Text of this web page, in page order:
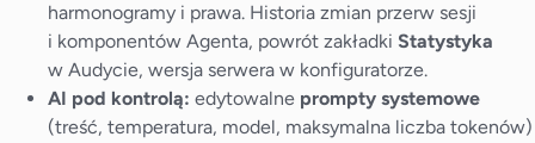
harmonogramy i prawa. Historia zmian przerw sesji
i komponentów Agenta, powrót zakładki Statystyka
w Audycie, wersja serwera w konfiguratorze.
AI pod kontrolą: edytowalne prompty systemowe
(treść, temperatura, model, maksymalna liczba tokenów)